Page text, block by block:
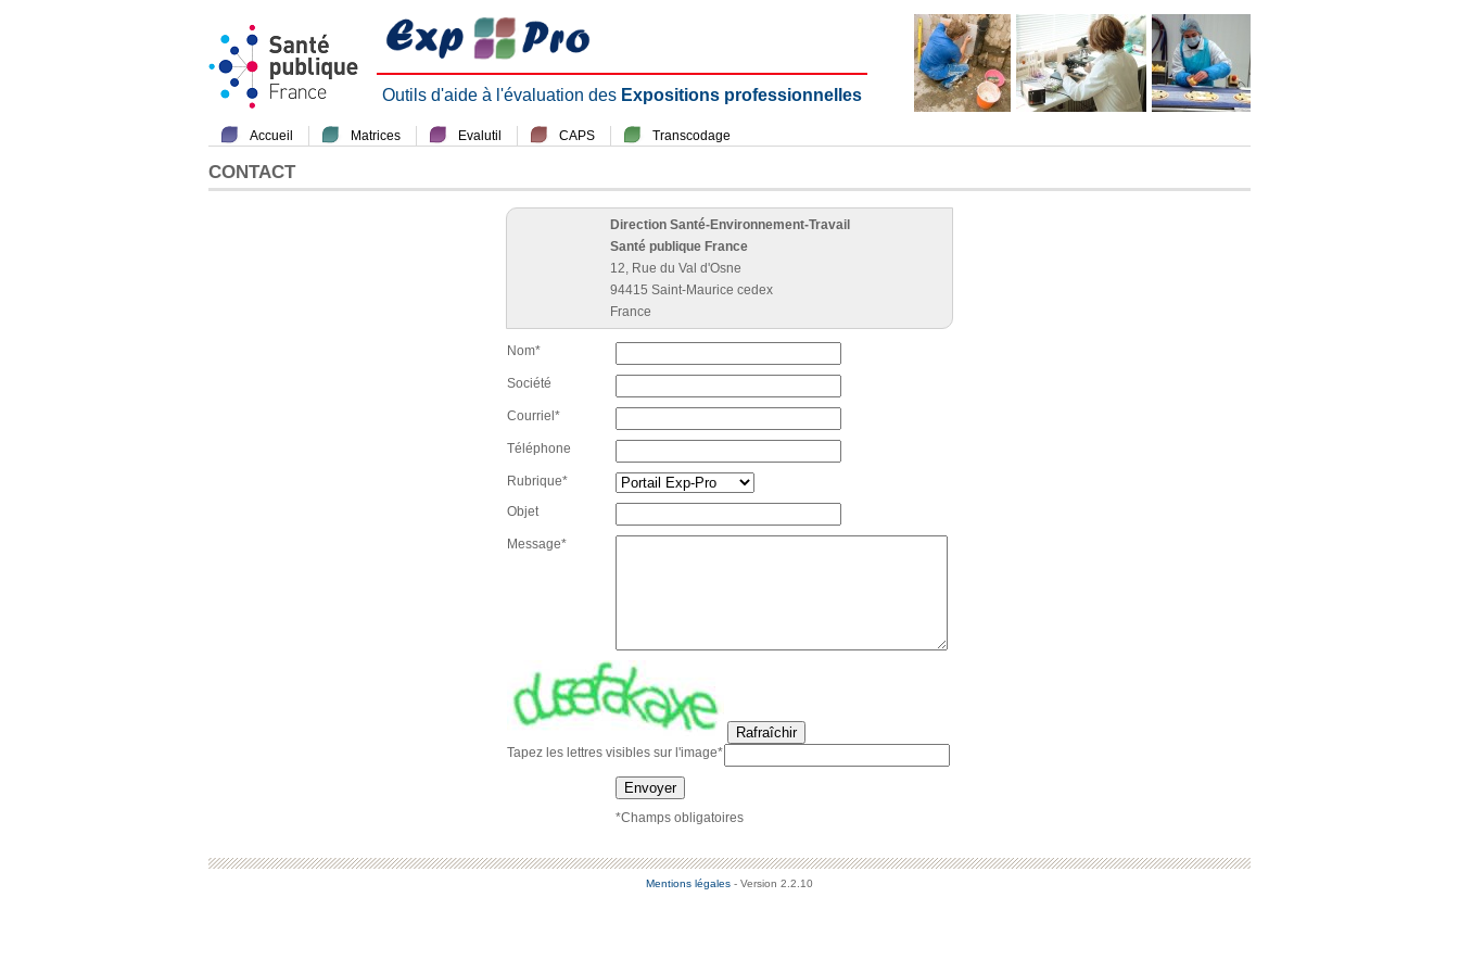
Outils d'aide à l'évaluation des Expositions professionnelles
Accueil Matrices Evalutil CAPS Transcodage
CONTACT
Direction Santé-Environnement-Travail
Santé publique France
12, Rue du Val d'Osne
94415 Saint-Maurice cedex
France
Nom*
Société
Courriel*
Téléphone
Rubrique*
Objet
Message*
Rafraîchir
Tapez les lettres visibles sur l'image*
Envoyer
*Champs obligatoires
Mentions légales - Version 2.2.10